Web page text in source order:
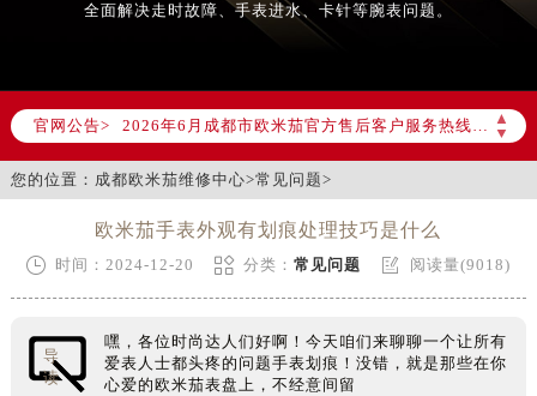
全面解决走时故障、手表进水、卡针等腕表问题。
官网公告>
▲
▼
2026年6月成都市欧米茄官方售后客户服务热线：400-877-2083
2026年6月欧米茄售后服务中心最新网点地址：
节假日正常营业！
您的位置： 成都欧米茄维修中心>常见问题>
欧米茄手表外观有划痕处理技巧是什么
 时间：2024-12-20  分类：常见问题  阅读量(9018)
导
读
嘿，各位时尚达人们好啊！今天咱们来聊聊一个让所有
爱表人士都头疼的问题手表划痕！没错，就是那些在你
心爱的欧米茄表盘上，不经意间留